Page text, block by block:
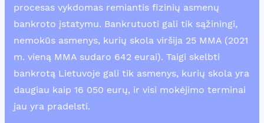
procesas vykdomas remiantis fizinių asmenų
bankroto įstatymu. Bankrutuoti gali tik sąžiningi,
nemokūs asmenys, kurių skola viršija 25 MMA (2021
m. vieną MMA sudaro 642 eurai). Taigi skelbti
bankrotą Lietuvoje gali tik asmenys, kurių skola yra
daugiau kaip 16 050 eurų, ir visi mokėjimo terminai
jau yra pradelsti.